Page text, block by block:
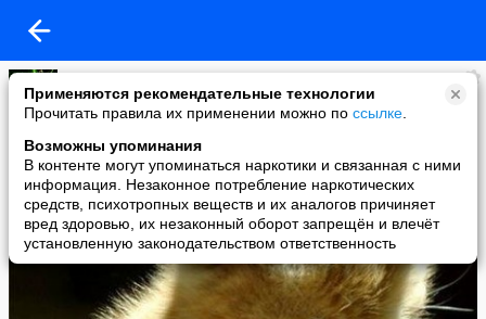
Применяются рекомендательные технологии
Прочитать правила их применении можно по ссылке
Возможны упоминания
В контенте могут упоминаться наркотики и связанная с ними
информация. Незаконное потребление наркотических
средств, психотропных веществ и их аналогов причиняет
вред здоровью, их незаконный оборот запрещён и влечёт
установленную законодательством ответственность
Галя
added a photo
01 Mar в 21:45